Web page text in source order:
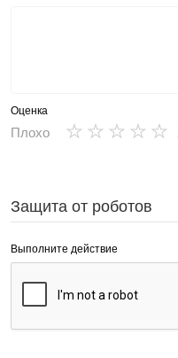
Оценка
Плохо ★
★
★
★
★
Защита от роботов
Выполните действие